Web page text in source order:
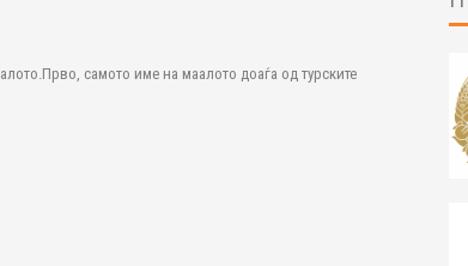
самото име на маалото доаѓа од турските